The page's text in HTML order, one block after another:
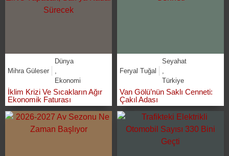
Mihra Güleser
Dünya
Ekonomi
İklim Krizi Ve Sıcakların Ağır
Ekonomik Faturası
Feryal Tuğal
Seyahat
Türkiye
Van Gölü’nün Saklı Cenneti:
Çakıl Adası